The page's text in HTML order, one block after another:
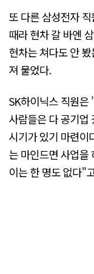
또 다른 삼성전자
때라 현차 갈 바엔
현차는 쳐다도 안
져 물었다.
SK하이닉스 직원은
사람들은 다 공기업
시기가 있기 마련
는 마인드면 사업을
이는 한 명도 없다"